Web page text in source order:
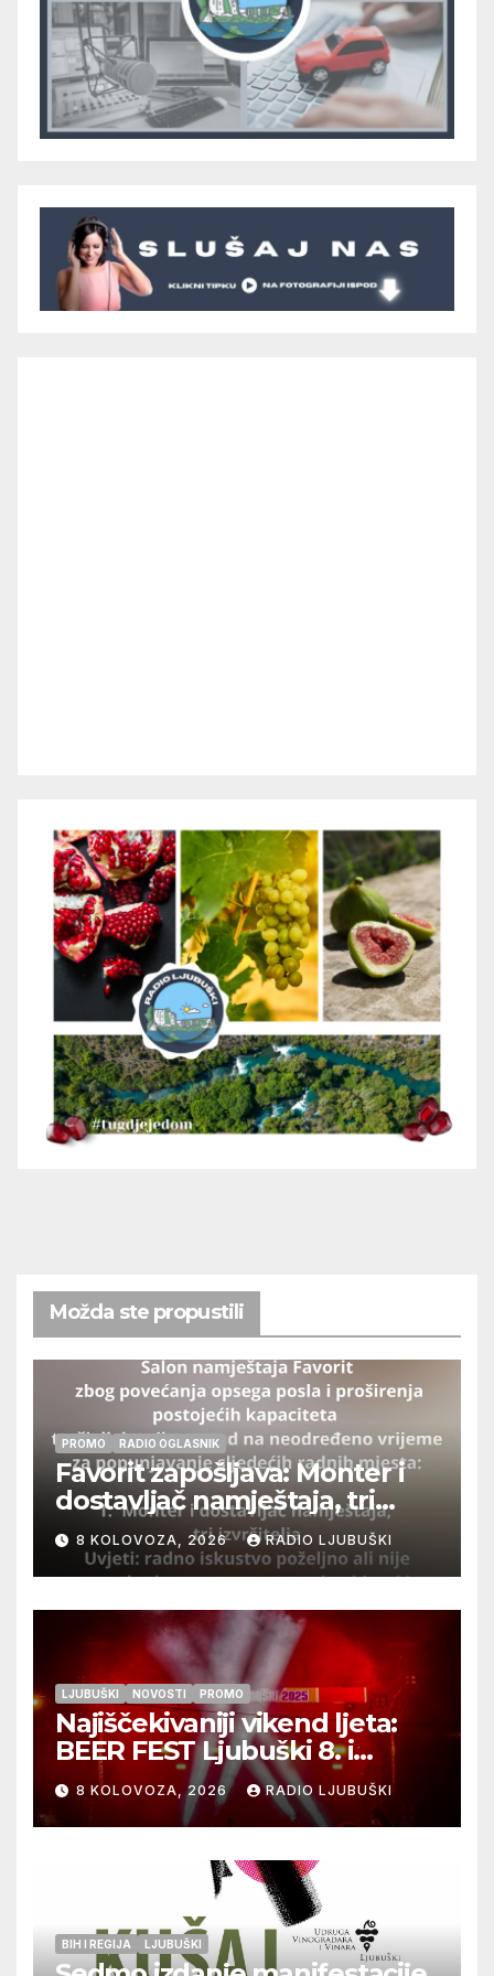
Možda ste propustili
PROMO RADIO OGLASNIK
Favorit zapošljava: Monter i
dostavljač namještaja, tri
izvršitelja
8 KOLOVOZA, 2026 RADIO LJUBUŠKI
LJUBUŠKI NOVOSTI PROMO
Najiščekivaniji vikend ljeta:
BEER FEST Ljubuški 8. i
9.kolovoza
8 KOLOVOZA, 2026 RADIO LJUBUŠKI
BIH I REGIJA LJUBUŠKI